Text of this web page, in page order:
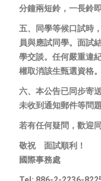
分鐘兩短鈴，一長鈴
五、同學等候口試時
員與應試同學。面試
學交談。任何嚴重違
權取消該生甄選資格。
六、本公告已同步寄
未收到通知郵件等問
若有任何疑問，歡迎
敬祝 面試順利！
國際事務處